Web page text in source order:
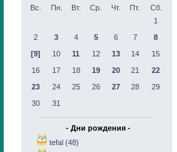
Вс.
Пн. Вт. Ср. Чт. Пт.
Сб.
1
2
3 4 5 6 7
8
[9]
10 11 12 13 14
15
16
17 18 19 20 21
22
23
24 25 26 27 28
29
30
31
- Дни рождения -
tefal (48)